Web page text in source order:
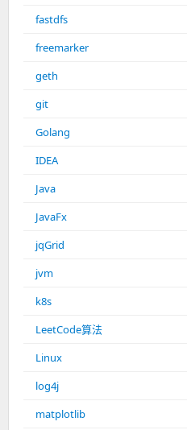
fastdfs
freemarker
geth
git
Golang
IDEA
Java
JavaFx
jqGrid
jvm
k8s
LeetCode算法
Linux
log4j
matplotlib